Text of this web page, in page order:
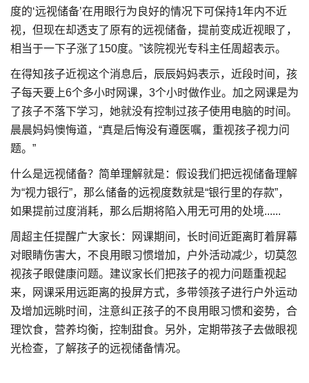
度的‘远视储备’在用眼行为良好的情况下可保持1年内不近
视，但现在却透支了原有的远视储备，提前变成近视眼了，
相当于一下子涨了150度。”该院视光专科主任周超表示。
在得知孩子近视这个消息后，辰辰妈妈表示，近段时间，孩
子每天要上6个多小时网课，3个小时做作业。加之网课是为
了孩子不落下学习，她就没有控制过孩子使用电脑的时间。
晨晨妈妈懊悔道，“真是后悔没有遵医嘱，重视孩子视力问
题。”
什么是远视储备？简单理解就是：假设我们把远视储备理解
为“视力银行”，那么储备的远视度数就是“银行里的存款”，
如果提前过度消耗，那么后期将陷入用无可用的处境......
周超主任提醒广大家长：网课期间，长时间近距离盯着屏幕
对眼睛伤害大，不良用眼习惯增加，户外活动减少，切莫忽
视孩子眼健康问题。建议家长们把孩子的视力问题重视起
来，网课采用远距离的投屏方式，多带领孩子进行户外运动
及增加远眺时间，注意纠正孩子的不良用眼习惯和姿势，合
理饮食，营养均衡，控制甜食。另外，定期带孩子去做眼视
光检查，了解孩子的远视储备情况。